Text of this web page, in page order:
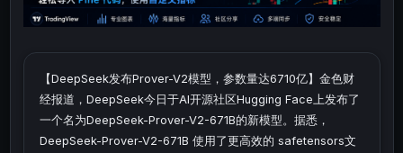
【DeepSeek发布Prover-V2模型，参数量达6710亿】金色财
经报道，DeepSeek今日于AI开源社区Hugging Face上发布了
一个名为DeepSeek-Prover-V2-671B的新模型。据悉，
DeepSeek-Prover-V2-671B 使用了更高效的 safetensors文